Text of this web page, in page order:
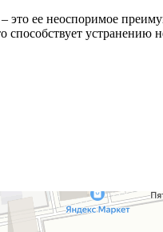
ее неоспоримое
способствует